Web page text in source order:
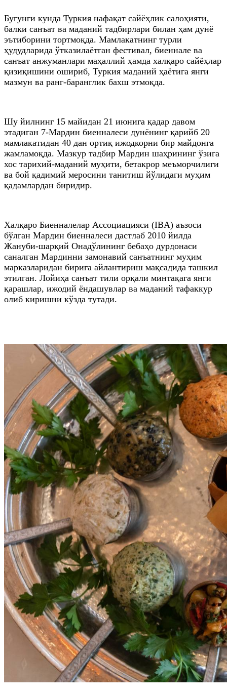
Бугунги кунда Туркия нафақат сайёҳлик салоҳияти,
балки санъат ва маданий тадбирлари билан ҳам дунё
эътиборини тортмоқда. Мамлакатнинг турли
ҳудудларида ўтказилаётган фестивал, биеннале ва
санъат анжуманлари маҳаллий ҳамда халқаро сайёҳлар
қизиқишини ошириб, Туркия маданий ҳаётига янги
мазмун ва ранг-баранглик бахш этмоқда.
Шу йилнинг 15 майидан 21 июнига қадар давом
этадиган 7-Мардин биенналеси дунёнинг қарийб 20
мамлакатидан 40 дан ортиқ ижодкорни бир майдонга
жамламоқда. Мазкур тадбир Мардин шаҳрининг ўзига
хос тарихий-маданий муҳити, бетакрор меъморчилиги
ва бой қадимий меросини танитиш йўлидаги муҳим
қадамлардан биридир.
Халқаро Биенналелар Ассоциацияси (IBA) аъзоси
бўлган Мардин биенналеси дастлаб 2010 йилда
Жануби-шарқий Онадўлининг бебаҳо дурдонаси
саналган Мардинни замонавий санъатнинг муҳим
марказларидан бирига айлантириш мақсадида ташкил
этилган. Лойиҳа санъат тили орқали минтақага янги
қарашлар, ижодий ёндашувлар ва маданий тафаккур
олиб киришни кўзда тутади.